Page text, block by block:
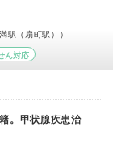
駅（扇町駅））
ん対応
。甲状腺疾患治